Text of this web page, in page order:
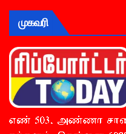
முகவரி